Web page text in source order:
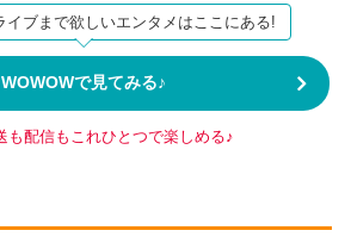
イブまで欲しいエンタメはここにある!
WOWOWで見てみる♪
も配信もこれひとつで楽しめる♪